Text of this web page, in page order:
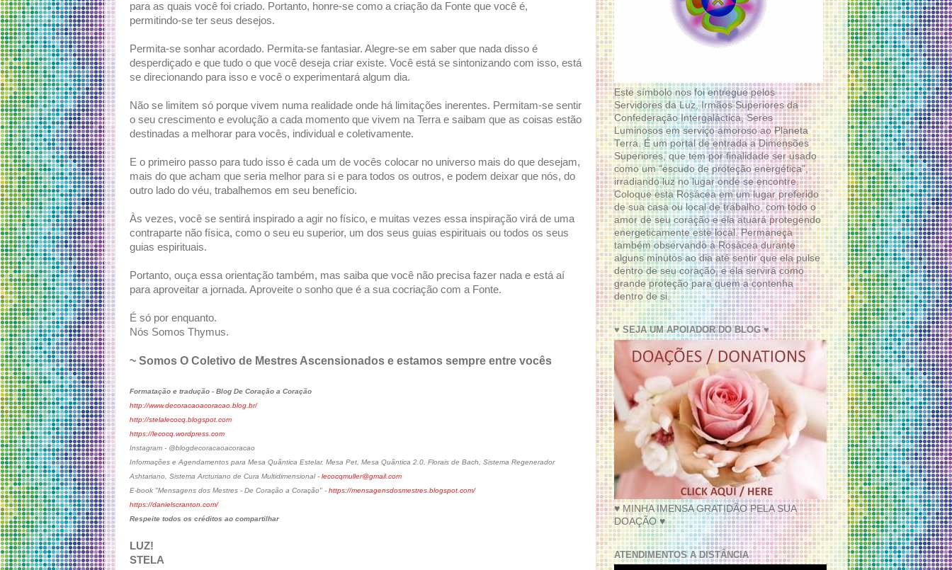
para as quais você foi criado. Portanto, honre-se como a criação da Fonte que você é,
permitindo-se ter seus desejos.
Permita-se sonhar acordado. Permita-se fantasiar. Alegre-se em saber que nada disso é
desperdiçado e que tudo o que você deseja criar existe. Você está se sintonizando com isso, está
se direcionando para isso e você o experimentará algum dia.
Não se limitem só porque vivem numa realidade onde há limitações inerentes. Permitam-se sentir
o seu crescimento e evolução a cada momento que vivem na Terra e saibam que as coisas estão
destinadas a melhorar para vocês, individual e coletivamente.
E o primeiro passo para tudo isso é cada um de vocês colocar no universo mais do que desejam,
mais do que acham que seria melhor para si e para todos os outros, e podem deixar que nós, do
outro lado do véu, trabalhemos em seu benefício.
Às vezes, você se sentirá inspirado a agir no físico, e muitas vezes essa inspiração virá de uma
contraparte não física, como o seu eu superior, um dos seus guias espirituais ou todos os seus
guias espirituais.
Portanto, ouça essa orientação também, mas saiba que você não precisa fazer nada e está aí
para aproveitar a jornada. Aproveite o sonho que é a sua cocriação com a Fonte.
É só por enquanto.
Nós Somos Thymus.
~ Somos O Coletivo de Mestres Ascensionados e estamos sempre entre vocês
Formatação e tradução - Blog De Coração a Coração
http://www.decoracaoacoracao.blog.br/
http://stelalecocq.blogspot.com
https://lecocq.wordpress.com
Instagram - @blogdecoracaoacoracao
Informações e Agendamentos para Mesa Quântica Estelar, Mesa Pet, Mesa Quântica 2.0, Florais de Bach, Sistema Regenerador
Ashtariano, Sistema Arcturiano de Cura Multidimensional - lecocqmuller@gmail.com
E-book "Mensagens dos Mestres - De Coração a Coração" - https://mensagensdosmestres.blogspot.com/
https://danielscranton.com/
Respeite todos os créditos ao compartilhar
LUZ!
STELA
Este símbolo nos foi entregue pelos
Servidores da Luz, Irmãos Superiores da
Confederação Intergaláctica, Seres
Luminosos em serviço amoroso ao Planeta
Terra. É um portal de entrada a Dimensões
Superiores, que tem por finalidade ser usado
como um “escudo de proteção energética”,
irradiando luz no lugar onde se encontre.
Coloque esta Rosácea em um lugar preferido
de sua casa ou local de trabalho, com todo o
amor de seu coração e ela atuará protegendo
energeticamente este local. Permaneça
também observando a Rosácea durante
alguns minutos ao dia até sentir que ela pulse
dentro de seu coração, e ela servirá como
grande proteção para quem a contenha
dentro de si.
♥ SEJA UM APOIADOR DO BLOG ♥
♥ MINHA IMENSA GRATIDÃO PELA SUA
DOAÇÃO ♥
ATENDIMENTOS A DISTÂNCIA